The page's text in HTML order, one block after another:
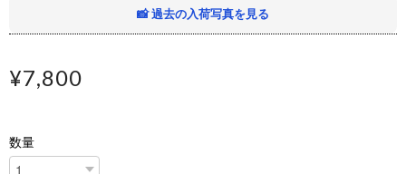
📸 過去の入荷写真を見る
¥7,800
数量